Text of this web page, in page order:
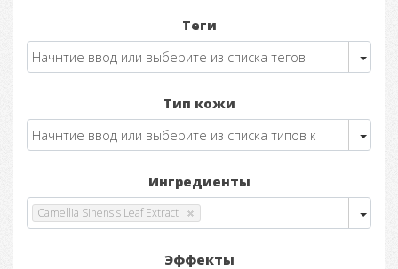
Теги
Тип кожи
Ингредиенты
Camellia Sinensis Leaf Extract
Эффекты